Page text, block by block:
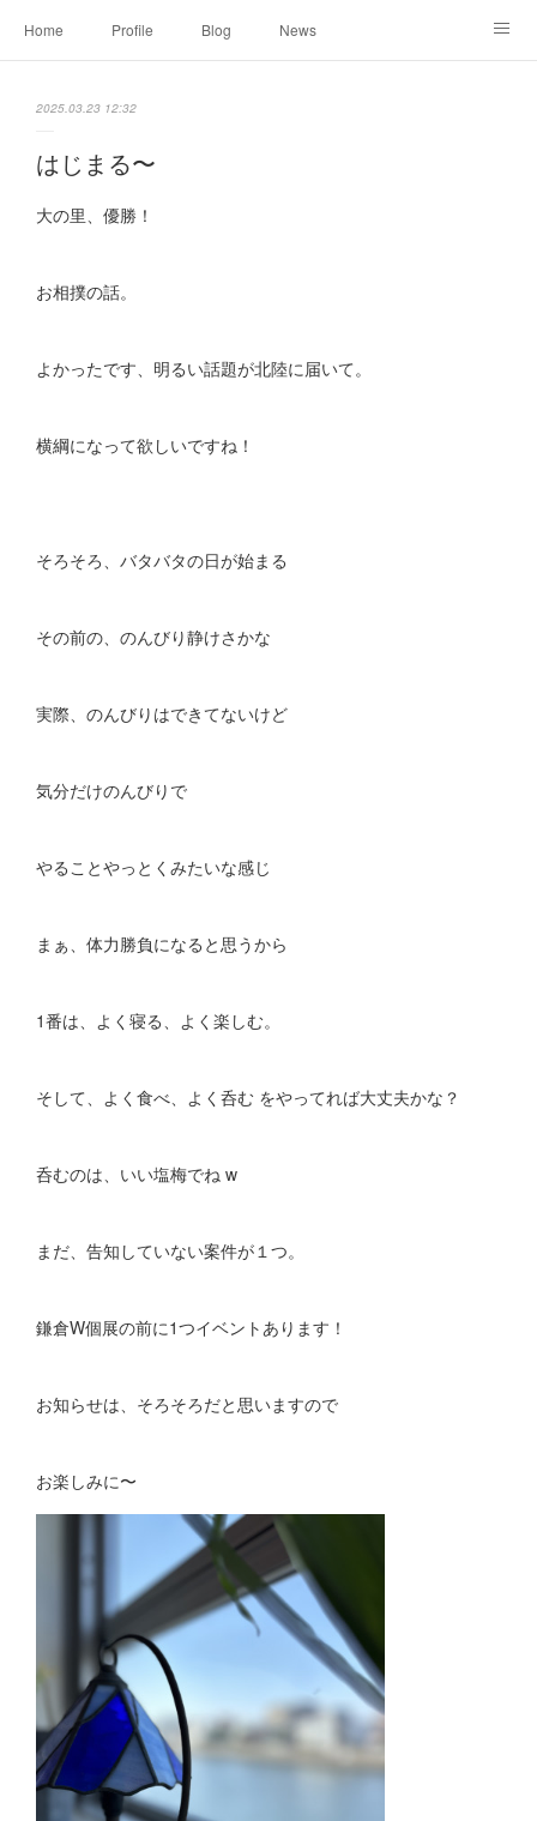
Home Profile Blog News
2025.03.23 12:32
はじまる〜
大の里、優勝！
お相撲の話。
よかったです、明るい話題が北陸に届いて。
横綱になって欲しいですね！
そろそろ、バタバタの日が始まる
その前の、のんびり静けさかな
実際、のんびりはできてないけど
気分だけのんびりで
やることやっとくみたいな感じ
まぁ、体力勝負になると思うから
1番は、よく寝る、よく楽しむ。
そして、よく食べ、よく呑む をやってれば大丈夫かな？
呑むのは、いい塩梅でね w
まだ、告知していない案件が１つ。
鎌倉W個展の前に1つイベントあります！
お知らせは、そろそろだと思いますので
お楽しみに〜